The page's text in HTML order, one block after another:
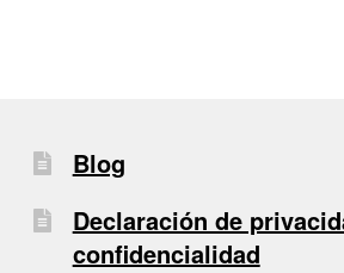
Blog
Declaración de
confidencialidad